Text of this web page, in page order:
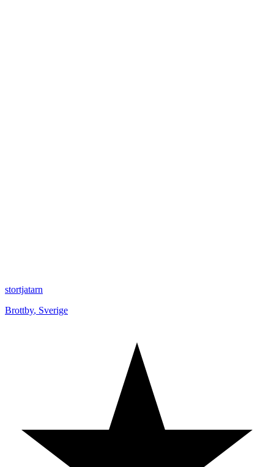
stortjatarn
Brottby, Sverige